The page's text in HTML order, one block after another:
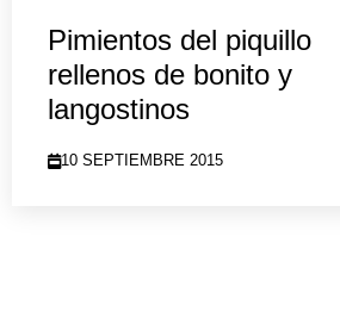
Pimientos del piquillo
rellenos de bonito y
langostinos
10 SEPTIEMBRE 2015